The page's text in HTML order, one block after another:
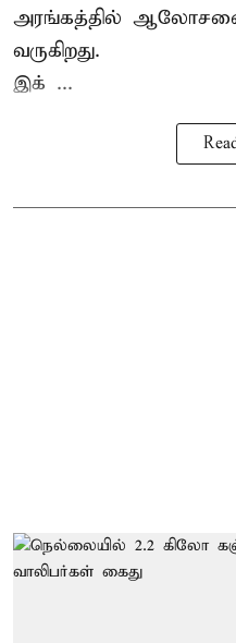
அரங்கத்தில்
வருகிறது.
இக் ...